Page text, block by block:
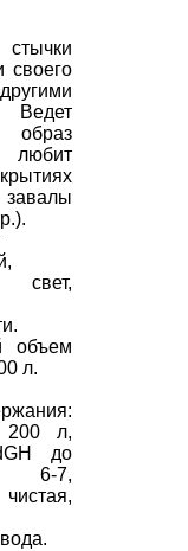
своего
образ
свет,
объем
л.
л,
до
6-7,